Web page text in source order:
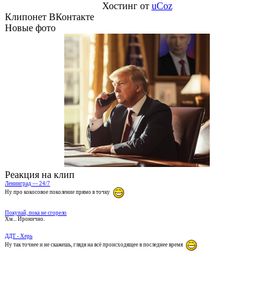
Хостинг от uCoz
Клипонет ВКонтакте
Новые фото
Реакция на клип
Ленинград — 24/7
Ну про кокосовое поколение прямо в точку
Покупай, пока не сгорело
Хм... Иронично.
ДДТ - Херь
Ну так точнее и не скажешь, глядя на всё происходящее в последнее время